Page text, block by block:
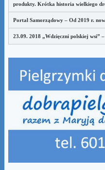
produkty. Krótka historia wielkiego
Portal Samorządowy – Od 2019 r.
23.09. 2018 „Wdzięczni polskiej wsi”